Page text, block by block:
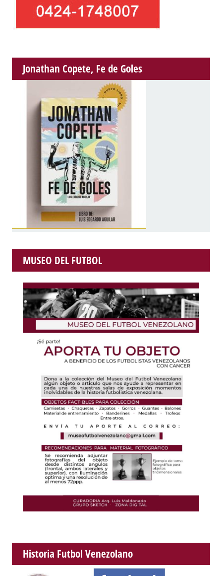
Jonathan Copete, Fe de Goles
MUSEO DEL FUTBOL
Historia Futbol Venezolano